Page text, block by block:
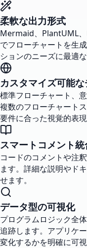
柔軟な出力形式
Mermaid、PlantUML
でフローチャートを生
ションのニーズに最適
カスタマイズ可能
標準フローチャート、
複数のフローチャート
要件に合った視覚的表
スマートコメント統
コードのコメントや注
ます。詳細な説明やド
せます。
データ型の可視化
プログラムロジック全
追跡します。アプリケ
変化するかを明確に可視